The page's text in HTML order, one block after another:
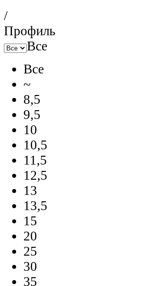
/
Профиль
Все
Все
~
8,5
9,5
10
10,5
11,5
12,5
13
13,5
15
20
25
30
35